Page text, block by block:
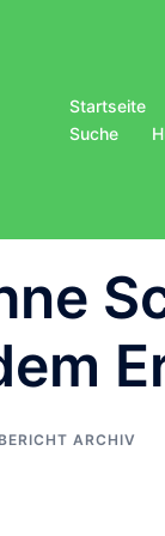
Startseite
Suche
ARCHIV